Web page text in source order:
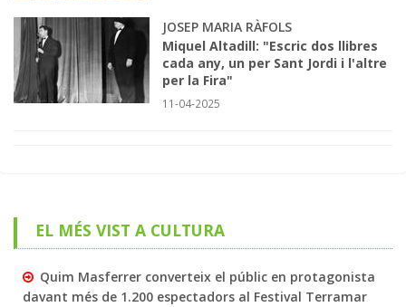
JOSEP MARIA RÀFOLS
Miquel Altadill: "Escric dos llibres
cada any, un per Sant Jordi i l'altre
per la Fira"
11-04-2025
EL MÉS VIST A CULTURA
Quim Masferrer converteix el públic en protagonista
davant més de 1.200 espectadors al Festival Terramar